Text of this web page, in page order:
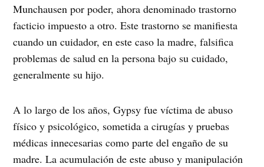
Munchausen por poder, ahora denominado trastorno
facticio impuesto a otro. Este trastorno se manifiesta
cuando un cuidador, en este caso la madre, falsifica
problemas de salud en la persona bajo su cuidado,
generalmente su hijo.
A lo largo de los años, Gypsy fue víctima de abuso
físico y psicológico, sometida a cirugías y pruebas
médicas innecesarias como parte del engaño de su
madre. La acumulación de este abuso y manipulación